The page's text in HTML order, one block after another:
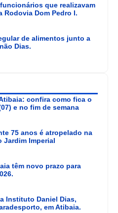
que realizavam
Rodovia Dom Pedro I.
de alimentos junto a
Dias.
confira como fica o
e no fim de semana
75 anos é atropelado na
Jardim Imperial
têm novo prazo para
Instituto Daniel Dias,
em Atibaia.